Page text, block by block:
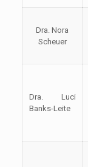
Dra. Nora
Scheuer
Dra. Luci
Banks-Leite